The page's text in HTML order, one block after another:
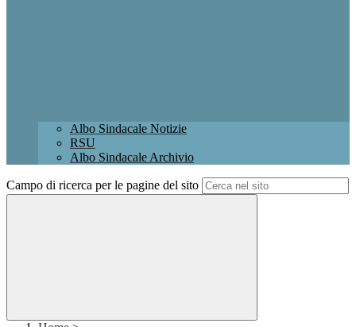
Albo Sindacale Notizie
RSU
Albo Sindacale Archivio
Campo di ricerca per le pagine del sito